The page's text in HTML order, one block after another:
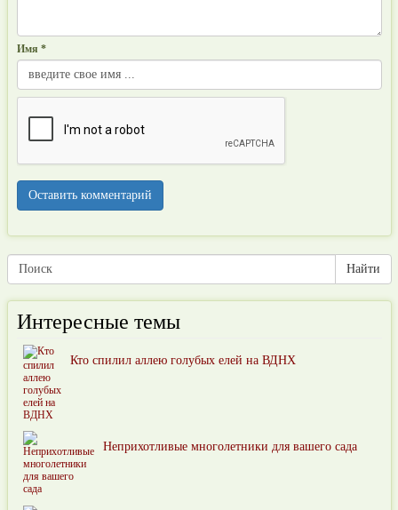
Имя *
Интересные темы
Кто спилил аллею голубых елей на ВДНХ
Неприхотливые многолетники для вашего сада